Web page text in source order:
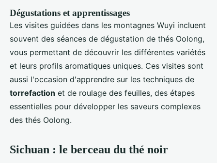
Dégustations et apprentissages
Les visites guidées dans les montagnes Wuyi incluent
souvent des séances de dégustation de thés Oolong,
vous permettant de découvrir les différentes variétés
et leurs profils aromatiques uniques. Ces visites sont
aussi l'occasion d'apprendre sur les techniques de
torrefaction et de roulage des feuilles, des étapes
essentielles pour développer les saveurs complexes
des thés Oolong.
Sichuan : le berceau du thé noir